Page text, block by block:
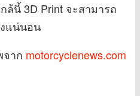
นี้ 3D Print จะสามารถ
แน่นอน
าก motorcyclenews.com